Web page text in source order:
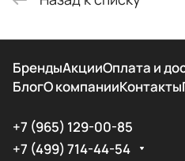
БрендыАкцииОплата и
БлогО компанииКонтакты
+7 (965) 129-00-85
+7 (499) 714-44-54